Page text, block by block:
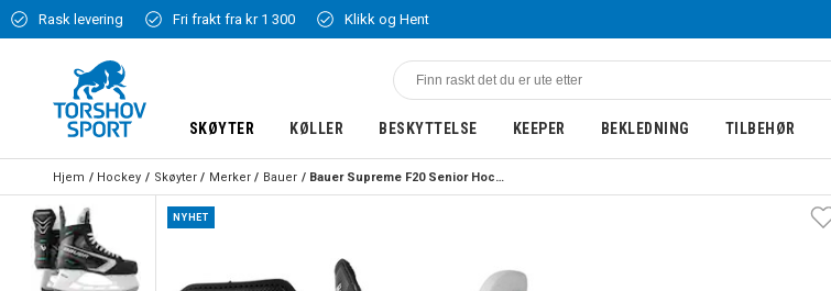
Rask levering Fri frakt fra kr 1 300 Klikk og Hent
SKØYTER KØLLER BESKYTTELSE KEEPER BEKLEDNING TILBEHØR
Hjem Hockey Skøyter Merker Bauer Bauer Supreme F20 Senior Hockeyskøyte
NYHET